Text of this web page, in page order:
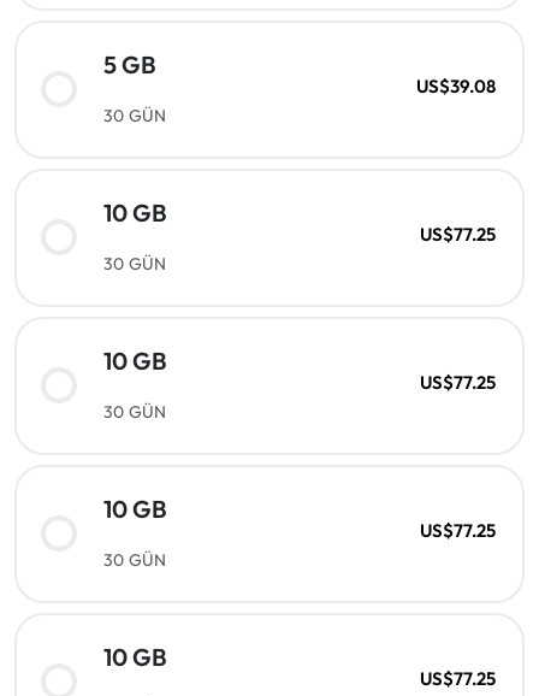
5 GB
30 GÜN
US$39.08
10 GB
30 GÜN
US$77.25
10 GB
30 GÜN
US$77.25
10 GB
30 GÜN
US$77.25
10 GB
US$77.25